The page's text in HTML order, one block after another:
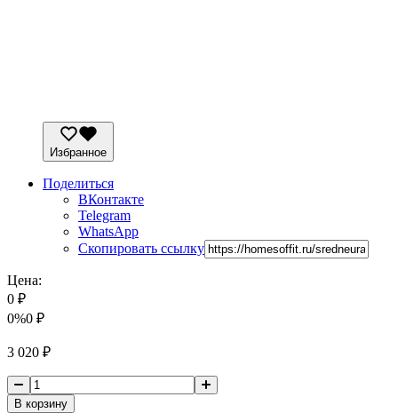
Избранное
Поделиться
ВКонтакте
Telegram
WhatsApp
Скопировать ссылку
Цена:
0 ₽
0%0 ₽
3 020 ₽
В корзину